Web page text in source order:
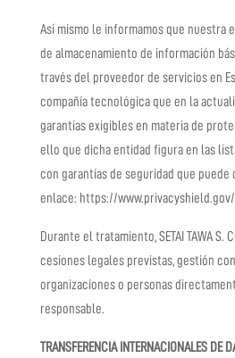
Así mismo le informamos que nuestra
de almacenamiento de información
través del proveedor de servicios en
compañía tecnológica que en la
garantías exigibles en materia de
ello que dicha entidad figura en las
con garantías de seguridad que
enlace: https://
Durante el tratamiento,SETAI TAWA S.
cesiones legales previstas, gestión
organizaciones o personas
responsable.
TRANSFERENCIA INTERNACIONALES DE